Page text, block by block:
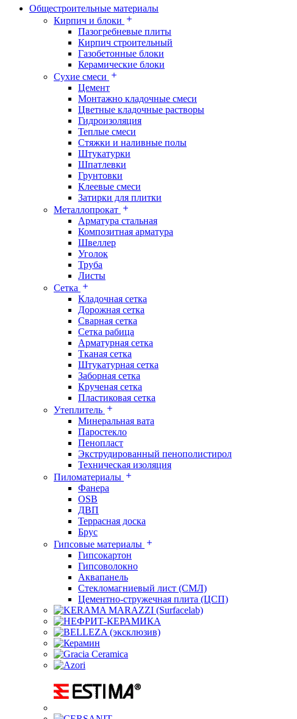
Общестроительные материалы
Кирпич и блоки
Пазогребневые плиты
Кирпич строительный
Газобетонные блоки
Керамические блоки
Сухие смеси
Цемент
Монтажно кладочные смеси
Цветные кладочные растворы
Гидроизоляция
Теплые смеси
Стяжки и наливные полы
Штукатурки
Шпатлевки
Грунтовки
Клеевые смеси
Затирки для плитки
Металлопрокат
Арматура стальная
Композитная арматура
Швеллер
Уголок
Труба
Листы
Сетка
Кладочная сетка
Дорожная сетка
Сварная сетка
Сетка рабица
Арматурная сетка
Тканая сетка
Штукатурная сетка
Заборная сетка
Крученая сетка
Пластиковая сетка
Утеплитель
Минеральная вата
Паростекло
Пенопласт
Экструдированный пенополистирол
Техническая изоляция
Пиломатериалы
Фанера
OSB
ДВП
Террасная доска
Брус
Гипсовые материалы
Гипсокартон
Гипсоволокно
Аквапанель
Стекломагниевый лист (СМЛ)
Цементно-стружечная плита (ЦСП)